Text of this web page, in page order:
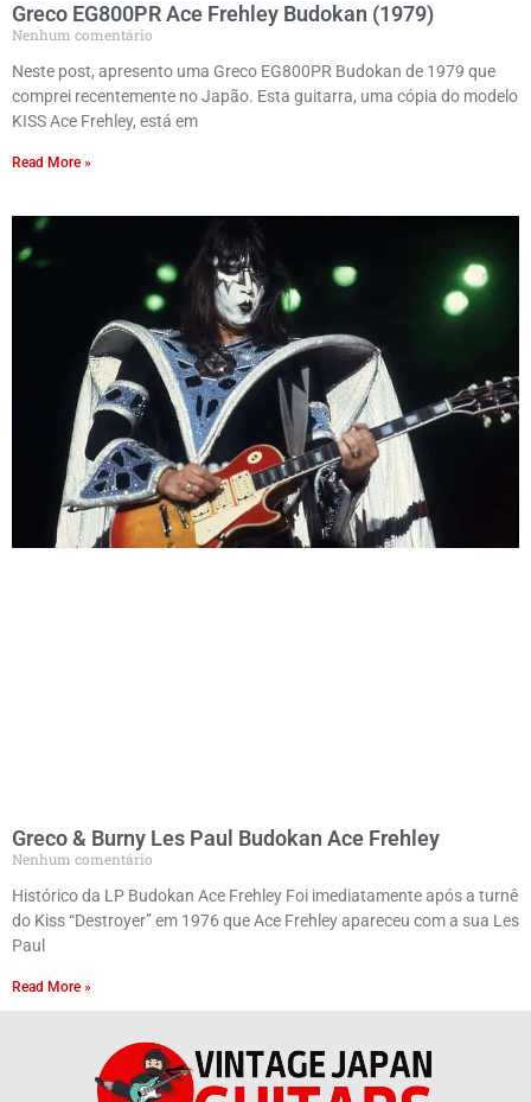
Greco EG800PR Ace Frehley Budokan (1979)
Nenhum comentário
Neste post, apresento uma Greco EG800PR Budokan de 1979 que
comprei recentemente no Japão. Esta guitarra, uma cópia do modelo
KISS Ace Frehley, está em
Read More »
Greco & Burny Les Paul Budokan Ace Frehley
Nenhum comentário
Histórico da LP Budokan Ace Frehley Foi imediatamente após a turnê
do Kiss “Destroyer” em 1976 que Ace Frehley apareceu com a sua Les
Paul
Read More »